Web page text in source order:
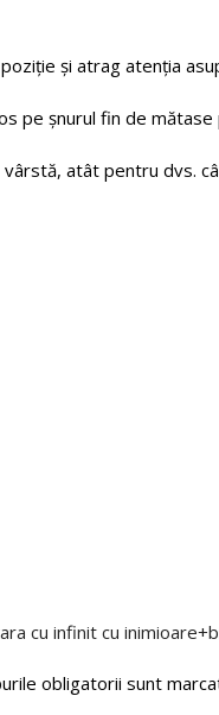
și atrag atenția
pe șnurul fin de
atât pentru dvs.
cu infinit cu
obligatorii sunt